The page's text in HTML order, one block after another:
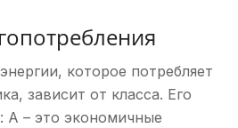
которое потребляет
зависит от класса. Его
A – это экономичные